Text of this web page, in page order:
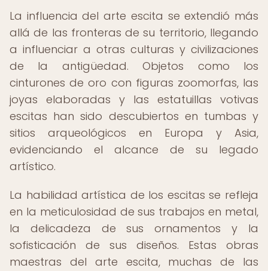
La influencia del arte escita se extendió más
allá de las fronteras de su territorio, llegando
a influenciar a otras culturas y civilizaciones
de la antigüedad. Objetos como los
cinturones de oro con figuras zoomorfas, las
joyas elaboradas y las estatuillas votivas
escitas han sido descubiertos en tumbas y
sitios arqueológicos en Europa y Asia,
evidenciando el alcance de su legado
artístico.
La habilidad artística de los escitas se refleja
en la meticulosidad de sus trabajos en metal,
la delicadeza de sus ornamentos y la
sofisticación de sus diseños. Estas obras
maestras del arte escita, muchas de las